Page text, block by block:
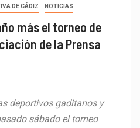
DE CÁDIZ NOTICIAS
más el torneo de
de la Prensa
deportivos gaditanos y
sábado el torneo